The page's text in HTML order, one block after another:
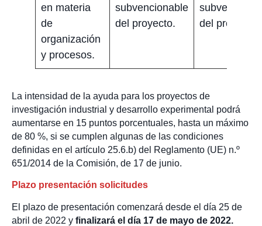
en materia
de
organización
y procesos.
subvencionable
del proyecto.
del proyecto.
La intensidad de la ayuda para los proyectos de
investigación industrial y desarrollo experimental podrá
aumentarse en 15 puntos porcentuales, hasta un máximo
de 80 %, si se cumplen algunas de las condiciones
definidas en el artículo 25.6.b) del Reglamento (UE) n.º
651/2014 de la Comisión, de 17 de junio.
Plazo presentación solicitudes
El plazo de presentación comenzará desde el día 25 de
abril de 2022 y finalizará el día 17 de mayo de 2022.